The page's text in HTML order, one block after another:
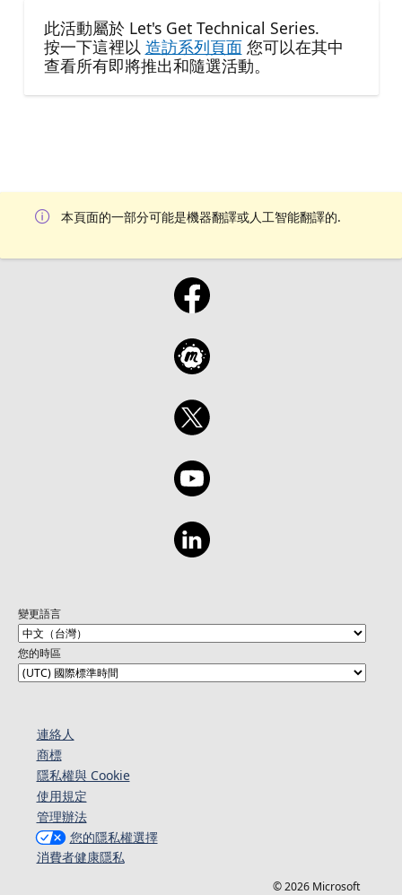
此活動屬於 Let's Get Technical Series.
按一下這裡以 造訪系列頁面您可以在其中
查看所有即將推出和隨選活動。
本頁面的一部分可能是機器翻譯或人工智能翻譯的.
變更語言
您的時區
連絡人​​
商標
隱私權與 Cookie
使用規定
管理辦法
您的隱私權選擇
消費者健康隱私
© 2026 Microsoft